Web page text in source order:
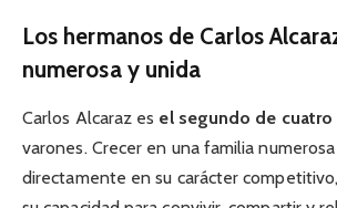
Los hermanos de Carlos
numerosa y unida
Carlos Alcaraz es el segundo de cuatro
varones. Crecer en una familia
directamente en su carácter